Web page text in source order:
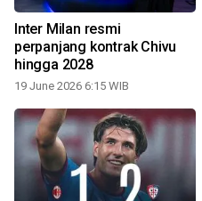
Inter Milan resmi
perpanjang kontrak Chivu
hingga 2028
19 June 2026 6:15 WIB